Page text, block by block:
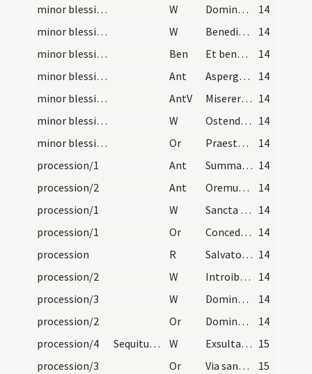
minor blessing of water/3
W Dominus vobiscum
14
minor blessing of water/4
W Benedicamus Domino
14
minor blessing of water
Ben Et benedictio Dei ... descendat et maneat super hanc creaturam salis et aquae.
14
minor blessing of water
Ant Asperges me
14
minor blessing of water
AntV Miserere mei Deus 14
minor blessing of water/5
W Ostende nobis 14
minor blessing of water/sprinkling/4
Or Praesta nobis Domine quaesumus per hanc sanctificatae aquae aspersionem ... saecula saeculorum.
14
procession/1
Ant Summae Trinitati 14
procession/2
Ant Oremus dilectissimi
14
procession/1
W Sancta Dei Genitrix. Ora pro nobis 14
procession/1
Or Concede ... fragilitatis nostrae singulare praesidium ... iniquitatibus resurgamus. 14
procession
R Salvator mundi 14
procession/2
W Introibo in domum tuam
14
procession/3
W Dominus vobiscum
14
procession/2
Or Domine Iesu Christe qui introitum portarum Ierusalem valvasque sanctificasti ... non est numerus.
14
procession/4
Sequitur alia oratio cum versiculo: W Exsultabunt sancti 15
procession/3
Or Via sanctorum omnium Domine Iesu Christe qui ad te venientibus ... paradisi introire.
15